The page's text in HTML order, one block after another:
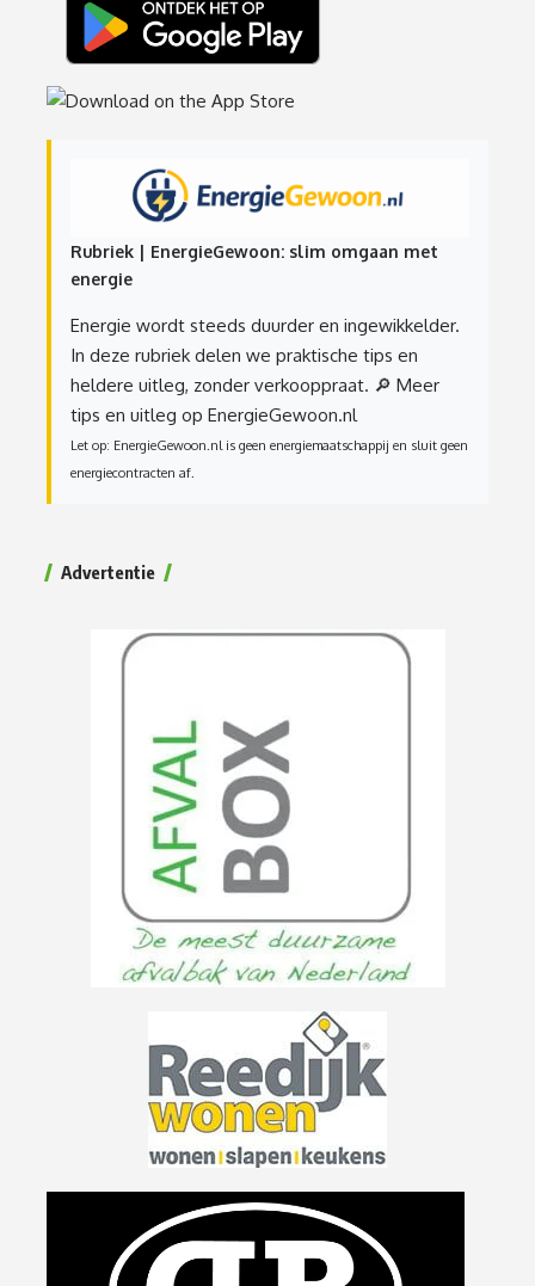
Rubriek | EnergieGewoon: slim omgaan met
energie
Energie wordt steeds duurder en ingewikkelder.
In deze rubriek delen we praktische tips en
heldere uitleg, zonder verkooppraat. 🔎 Meer
tips en uitleg op EnergieGewoon.nl
Let op: EnergieGewoon.nl is geen energiemaatschappij en sluit geen
energiecontracten af.
Advertentie